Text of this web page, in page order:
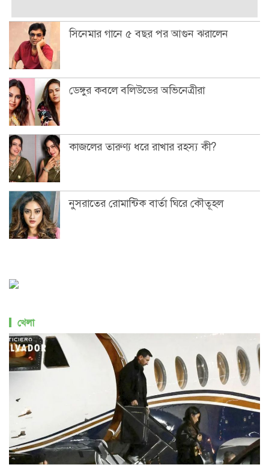
সিনেমার গানে ৫ বছর পর আগুন ঝরালেন
ডেঙ্গুর কবলে বলিউডের অভিনেত্রীরা
কাজলের তারুণ্য ধরে রাখার রহস্য কী?
নুসরাতের রোমান্টিক বার্তা ঘিরে কৌতূহল
খেলা